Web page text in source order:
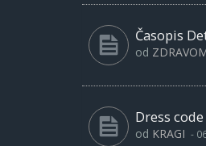
Časopis
od
Dress code
od KRAGI -